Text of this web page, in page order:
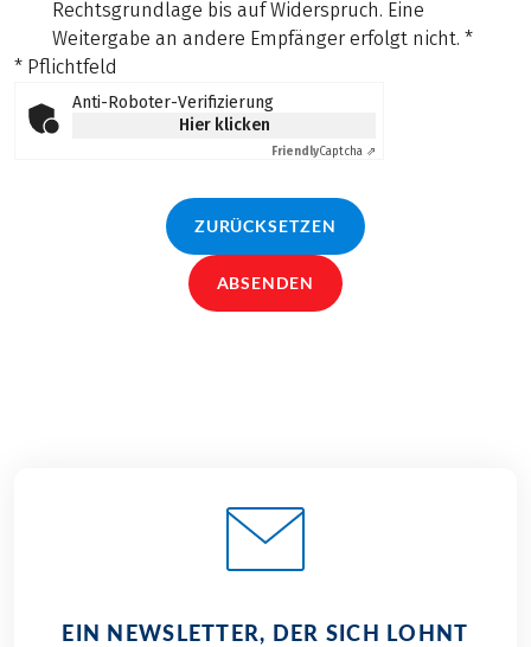
Rechtsgrundlage bis auf Widerspruch. Eine
Weitergabe an andere Empfänger erfolgt nicht. *
* Pflichtfeld
Anti-Roboter-Verifizierung
Hier klicken
FriendlyCaptcha ⇗
ZURÜCKSETZEN
ABSENDEN
EIN NEWSLETTER, DER SICH LOHNT